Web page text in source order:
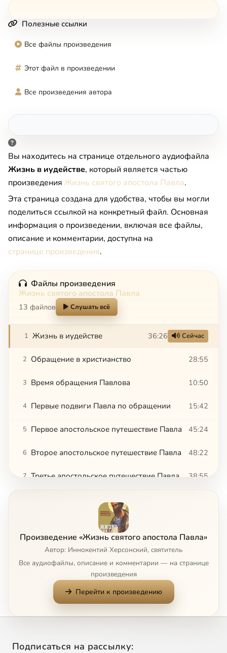
Полезные ссылки
Все файлы произведения
Этот файл в произведении
Все произведения автора
Вы находитесь на странице отдельного аудиофайла
Жизнь в иудействе, который является частью
произведения Жизнь святого апостола Павла.
Эта страница создана для удобства, чтобы вы могли
поделиться ссылкой на конкретный файл. Основная
информация о произведении, включая все файлы,
описание и комментарии, доступна на
странице произведения.
Файлы произведения
Жизнь святого апостола Павла
13 файлов Слушать всё
1 Жизнь в иудействе 36:26 Сейчас
2 Обращение в христианство 28:55
3 Время обращения Павлова 10:50
4 Первые подвиги Павла по обращении 15:42
5 Первое апостольское путешествие Павла 45:24
6 Второе апостольское путешествие Павла 48:22
7 Третье апостольское путешествие Павла 38:55
Узы Павла в Иерусалиме
Плавание Павлово в Рим
Первые узы Павловы в Риме 18:36
13 Замечания касательно внешнего вида, природных дарований, характера и писаний апостола Павла, его почитание Отцами Церкви24:02
Произведение «Жизнь святого апостола Павла»
Автор: Иннокентий Херсонский, святитель
Все аудиофайлы, описание и комментарии — на странице
произведения
Перейти к произведению
Подписаться на рассылку: